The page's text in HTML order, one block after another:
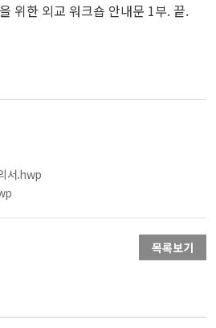
위한 외교 워크숍 안내문 1부. 끝.
서.hwp
목록보기